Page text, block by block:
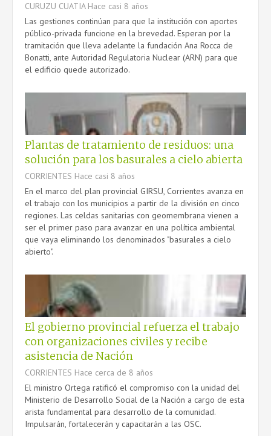
CURUZU CUATIA Hace casi 8 años
Las gestiones continúan para que la institución con aportes
público-privada funcione en la brevedad. Esperan por la
tramitación que lleva adelante la fundación Ana Rocca de
Bonatti, ante Autoridad Regulatoria Nuclear (ARN) para que
el edificio quede autorizado.
Plantas de tratamiento de residuos: una
solución para los basurales a cielo abierta
CORRIENTES Hace casi 8 años
En el marco del plan provincial GIRSU, Corrientes avanza en
el trabajo con los municipios a partir de la división en cinco
regiones. Las celdas sanitarias con geomembrana vienen a
ser el primer paso para avanzar en una política ambiental
que vaya eliminando los denominados "basurales a cielo
abierto".
El gobierno provincial refuerza el trabajo
con organizaciones civiles y recibe
asistencia de Nación
CORRIENTES Hace cerca de 8 años
El ministro Ortega ratificó el compromiso con la unidad del
Ministerio de Desarrollo Social de la Nación a cargo de esta
arista fundamental para desarrollo de la comunidad.
Impulsarán, fortalecerán y capacitarán a las OSC.